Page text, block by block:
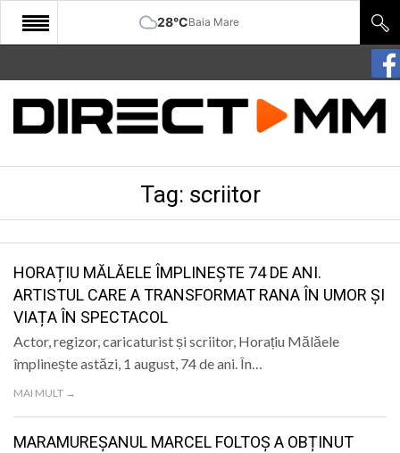
28°CBaia Mare
START
COMUNITATE
SANATATE
SPORT
SPECIAL
POLITIC
Tag: scriitor
HORAȚIU MĂLĂELE ÎMPLINEȘTE 74 DE ANI.
ARTISTUL CARE A TRANSFORMAT RANA ÎN UMOR ȘI
VIAȚA ÎN SPECTACOL
Actor, regizor, caricaturist și scriitor, Horațiu Mălăele
împlinește astăzi, 1 august, 74 de ani. În…
MAI MULT →
MARAMUREȘANUL MARCEL FOLTOȘ A OBȚINUT